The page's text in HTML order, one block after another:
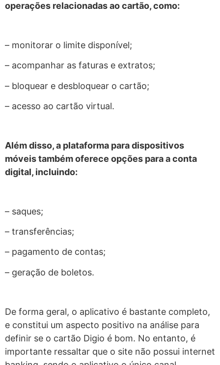
operações relacionadas ao cartão, como:
– monitorar o limite disponível;
– acompanhar as faturas e extratos;
– bloquear e desbloquear o cartão;
– acesso ao cartão virtual.
Além disso, a plataforma para dispositivos
móveis também oferece opções para a conta
digital, incluindo:
– saques;
– transferências;
– pagamento de contas;
– geração de boletos.
De forma geral, o aplicativo é bastante completo,
e constitui um aspecto positivo na análise para
definir se o cartão Digio é bom. No entanto, é
importante ressaltar que o site não possui internet